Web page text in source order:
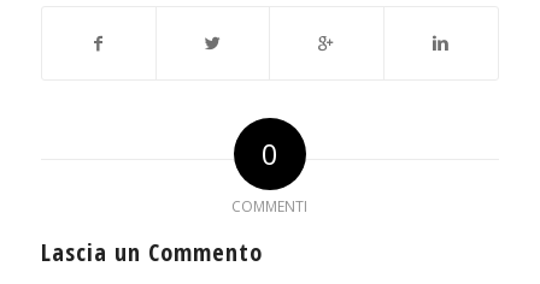
0
COMMENTI
Lascia un Commento